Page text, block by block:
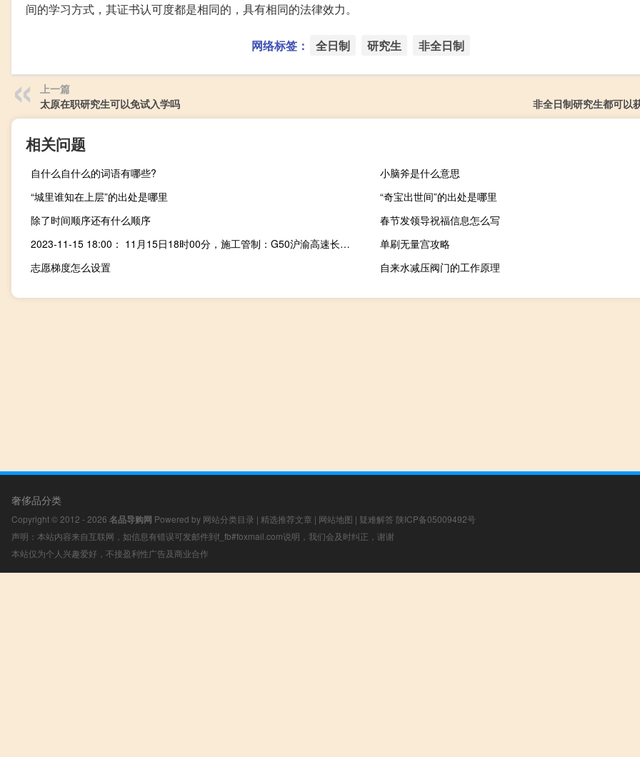
间的学习方式，其证书认可度都是相同的，具有相同的法律效力。
网络标签： 全日制 研究生 非全日制
上一篇
太原在职研究生可以免试入学吗
非全日制研究生都可以
相关问题
自什么自什么的词语有哪些?
小脑斧是什么意思
“城里谁知在上层”的出处是哪里
“奇宝出世间”的出处是哪里
除了时间顺序还有什么顺序
春节发领导祝福信息怎么写
2023-11-15 18:00： 11月15日18时00分，施工管制：G50沪渝高速长万段澄溪收费站出口称台施工，关闭出口超宽车道，禁止宽3.2米及以上车辆下道，预计11月30日结束。S0101三环高速綦万段万盛西收费站入口3超宽车道因称台施工关闭，现入口超宽车（3.5米以上）暂不能通行，预计11月15日恢复。S39渝长复线长寿西收费站 ​​​
单刷无量宫攻略
志愿梯度怎么设置
自来水减压阀门的工作原理
奢侈品分类
Copyright © 2012 - 2026 名品导购网 Powered by 网站分类目录 | 精选推荐文章 | 网站地图 | 疑难解答 陕ICP备05009492号
声明：本站内容来自互联网，如信息有错误可发邮件到f_fb#foxmail.com说明，我们会及时纠正，谢谢
本站仅为个人兴趣爱好，不接盈利性广告及商业合作